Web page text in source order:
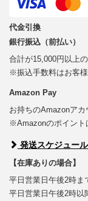
代金引換
銀行振込（前払い）
合計が15,000円以上
※振込手数料はお客様
Amazon Pay
お持ちのAmazonアカ
※Amazonのポイント
発送スケジュール
【在庫ありの場合】
平日営業日午後2時ま
平日営業日午後2時以